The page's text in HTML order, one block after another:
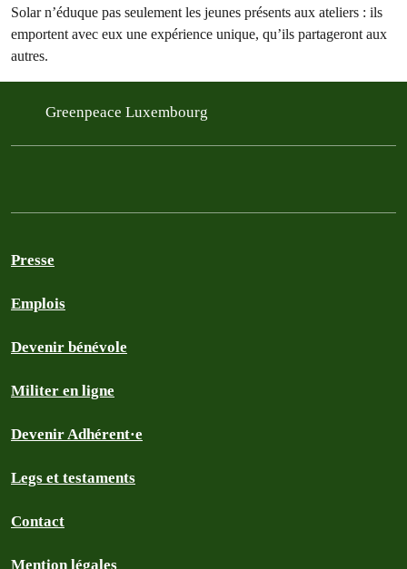
Solar n’éduque pas seulement les jeunes présents aux ateliers : ils
emportent avec eux une expérience unique, qu’ils partageront aux
autres.
Greenpeace Luxembourg
Presse
Emplois
Devenir bénévole
Militer en ligne
Devenir Adhérent·e
Legs et testaments
Contact
Mention légales